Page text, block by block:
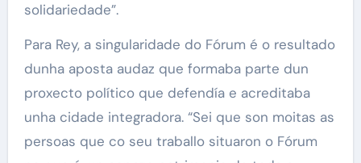
solidariedade”.
Para Rey, a singularidade do Fórum é o resultado
dunha aposta audaz que formaba parte dun
proxecto político que defendía e acreditaba
unha cidade integradora. “Sei que son moitas as
persoas que co seu traballo situaron o Fórum